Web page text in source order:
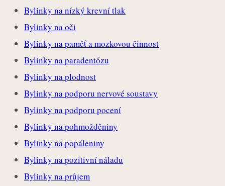
Bylinky na nízký krevní tlak
Bylinky na oči
Bylinky na paměť a mozkovou činnost
Bylinky na paradentózu
Bylinky na plodnost
Bylinky na podporu nervové soustavy
Bylinky na podporu pocení
Bylinky na pohmožděniny
Bylinky na popáleniny
Bylinky na pozitivní náladu
Bylinky na průjem